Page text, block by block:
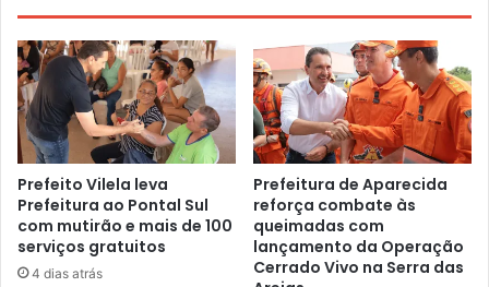
Prefeito Vilela leva
Prefeitura ao Pontal Sul
com mutirão e mais de 100
serviços gratuitos
4 dias atrás
Prefeitura de Aparecida
reforça combate às
queimadas com
lançamento da Operação
Cerrado Vivo na Serra das